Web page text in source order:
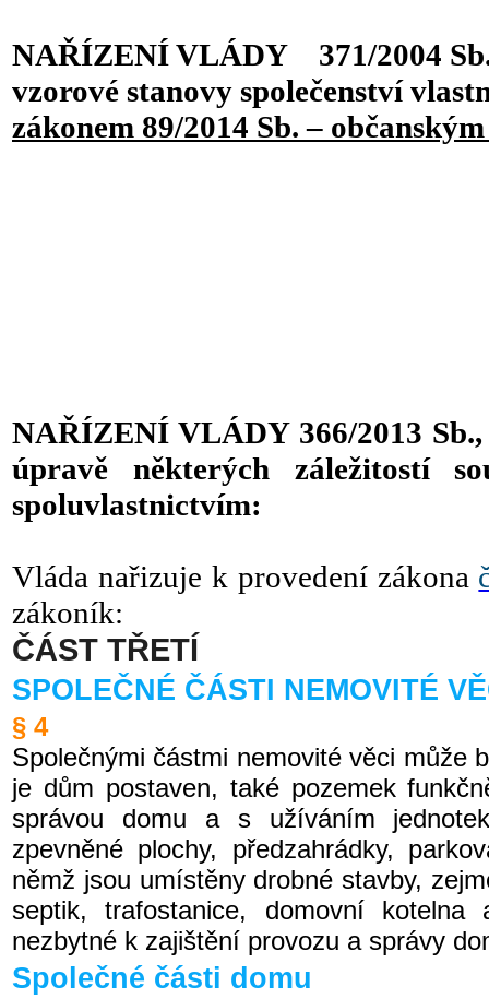
NAŘÍZENÍ VLÁDY 371/2004
vzorové stanovy společenství
zákonem 89/2014 Sb. –
NAŘÍZENÍ VLÁDY 366/2013
úpravě některých záležitostí
spoluvlastnictvím:
Vláda nařizuje k provedení zákona
zákoník:
ČÁST TŘETÍ
SPOLEČNÉ ČÁSTI NEMOVITÉ
§ 4
Společnými částmi nemovité věci může
je dům postaven, také pozemek
správou domu a s užíváním
zpevněné plochy, předzahrádky,
němž jsou umístěny drobné stavby,
septik, trafostanice, domovní
nezbytné k zajištění provozu a správy
Společné části domu